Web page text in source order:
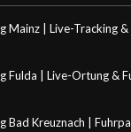
Mainz | Live-Tracking
Fulda | Live-Ortung &
Bad Kreuznach |